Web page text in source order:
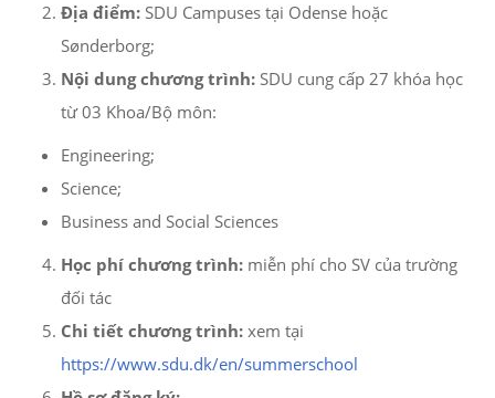
Địa điểm: SDU Campuses tại Odense hoặc
Sønderborg;
Nội dung chương trình: SDU cung cấp 27 khóa học
từ 03 Khoa/Bộ môn:
Engineering;
Science;
Business and Social Sciences
Học phí chương trình: miễn phí cho SV của trường
đối tác
Chi tiết chương trình: xem tại
https://www.sdu.dk/en/summerschool